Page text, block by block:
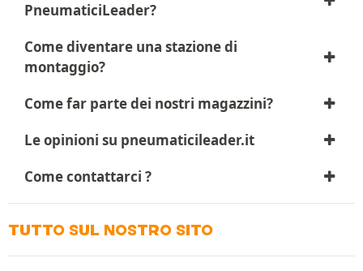
PneumaticiLeader?
Come diventare una stazione di
montaggio?
Come far parte dei nostri magazzini?
Le opinioni su pneumaticileader.it
Come contattarci ?
TUTTO SUL NOSTRO SITO